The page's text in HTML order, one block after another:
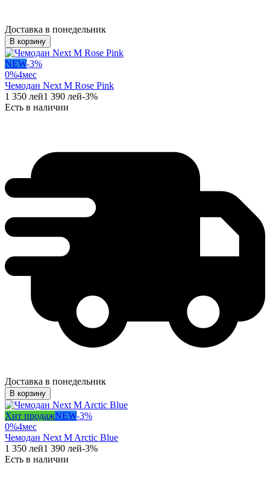
Доставка в понедельник
В корзину
NEW-3%
0%4мес
Чемодан Next M Rose Pink
1 350 лей1 390 лей-3%
Есть в наличии
Доставка в понедельник
В корзину
Хит продажNEW-3%
0%4мес
Чемодан Next M Arctic Blue
1 350 лей1 390 лей-3%
Есть в наличии